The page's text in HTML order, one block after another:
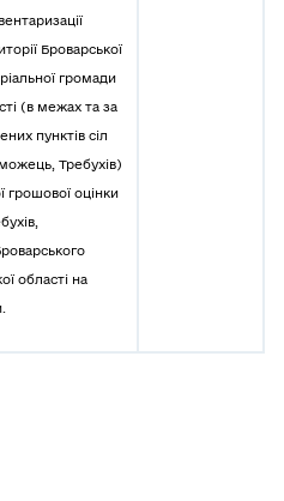
Броварської
громади
(в межах та за
пунктів сіл
Требухів)
грошової оцінки
області на